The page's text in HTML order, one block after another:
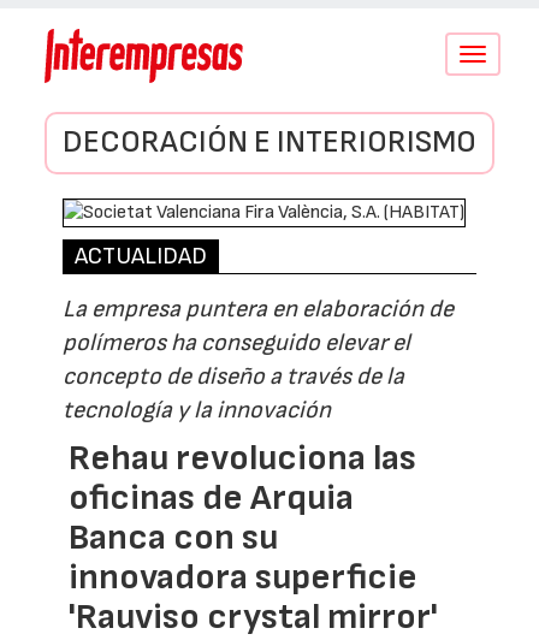
Conmutar
DECORACIÓN E INTERIORISMO
ACTUALIDAD
La empresa puntera en elaboración de
polímeros ha conseguido elevar el
concepto de diseño a través de la
tecnología y la innovación
Rehau revoluciona las
oficinas de Arquia
Banca con su
innovadora superficie
'Rauviso crystal mirror'